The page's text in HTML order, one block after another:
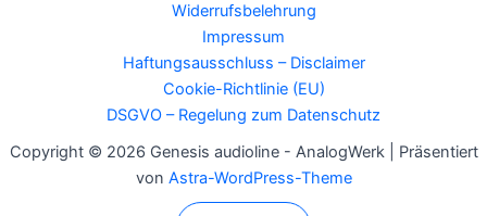
Widerrufsbelehrung
Impressum
Haftungsausschluss – Disclaimer
Cookie-Richtlinie (EU)
DSGVO – Regelung zum Datenschutz
Copyright © 2026 Genesis audioline - AnalogWerk | Präsentiert
von Astra-WordPress-Theme